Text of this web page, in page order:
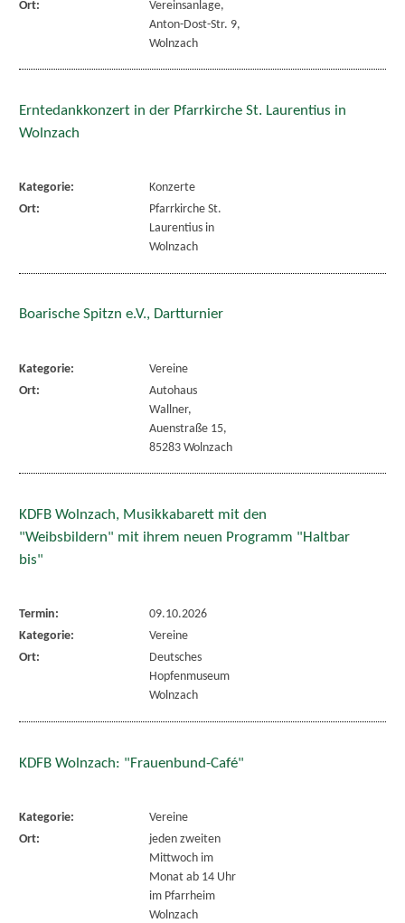
Ort:
Vereinsanlage,
Anton-Dost-Str. 9,
Wolnzach
Erntedankkonzert in der Pfarrkirche St. Laurentius in
Wolnzach
Kategorie:
Konzerte
Ort:
Pfarrkirche St.
Laurentius in
Wolnzach
Boarische Spitzn e.V., Dartturnier
Kategorie:
Vereine
Ort:
Autohaus
Wallner,
Auenstraße 15,
85283 Wolnzach
KDFB Wolnzach, Musikkabarett mit den
"Weibsbildern" mit ihrem neuen Programm "Haltbar
bis"
Termin:
09.10.2026
Kategorie:
Vereine
Ort:
Deutsches
Hopfenmuseum
Wolnzach
KDFB Wolnzach: "Frauenbund-Café"
Kategorie:
Vereine
Ort:
jeden zweiten
Mittwoch im
Monat ab 14 Uhr
im Pfarrheim
Wolnzach